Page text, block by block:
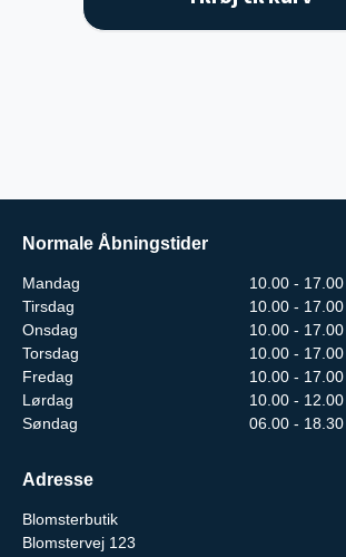
Normale Åbningstider
Mandag
10.00 - 17.00
Tirsdag
10.00 - 17.00
Onsdag
10.00 - 17.00
Torsdag
10.00 - 17.00
Fredag
10.00 - 17.00
Lørdag
10.00 - 12.00
Søndag
06.00 - 18.30
Adresse
Blomsterbutik
Blomstervej 123